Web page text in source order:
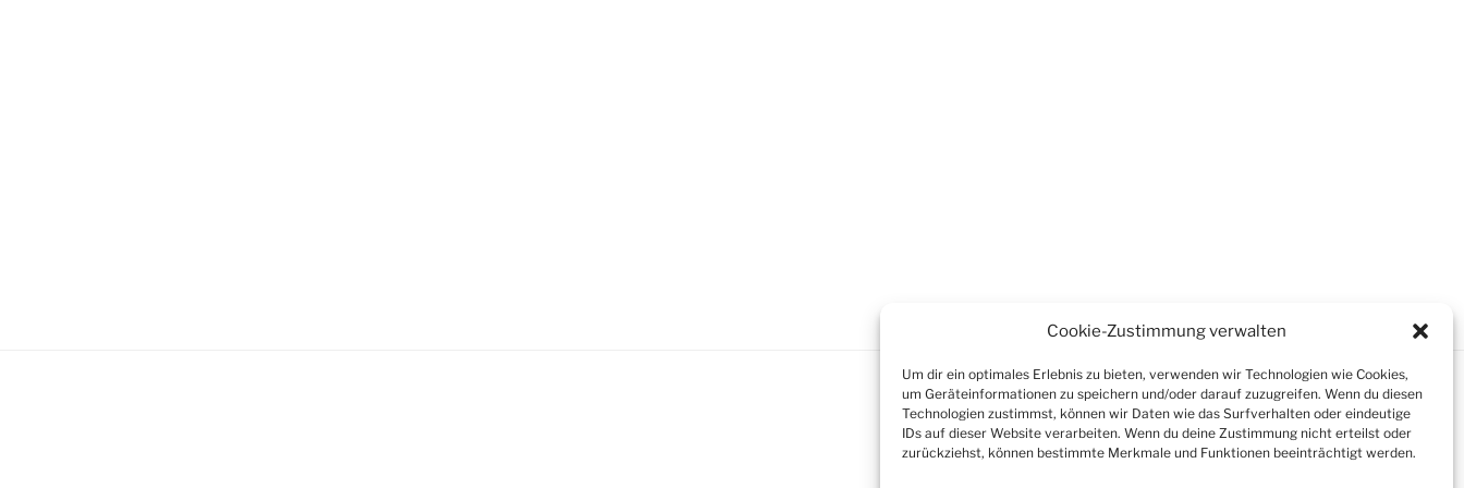
Cookie-Zustimmung verwalten
Um dir ein optimales Erlebnis zu bieten, verwenden wir Technologien wie Cookies,
um Geräteinformationen zu speichern und/oder darauf zuzugreifen. Wenn du diesen
Technologien zustimmst, können wir Daten wie das Surfverhalten oder eindeutige
IDs auf dieser Website verarbeiten. Wenn du deine Zustimmung nicht erteilst oder
zurückziehst, können bestimmte Merkmale und Funktionen beeinträchtigt werden.